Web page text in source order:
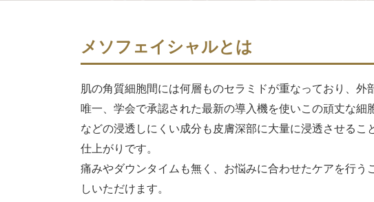
メソフェイシャルとは
肌の角質細胞間には何層ものセラミドが重なっており、外
唯一、学会で承認された最新の導入機を使いこの頑丈な
などの浸透しにくい成分も皮膚深部に大量に浸透させる
仕上がりです。
痛みやダウンタイムも無く、お悩みに合わせたケアを行
しいただけます。